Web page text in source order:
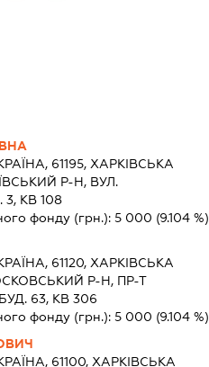
61195, ХАРКIВСЬКА
Р-Н, ВУЛ.
КВ 108
фонду (грн.): 5 000 (9.104 %)
61120, ХАРКIВСЬКА
Р-Н, ПР-Т
63, КВ 306
фонду (грн.): 5 000 (9.104 %)
61100, ХАРКIВСЬКА